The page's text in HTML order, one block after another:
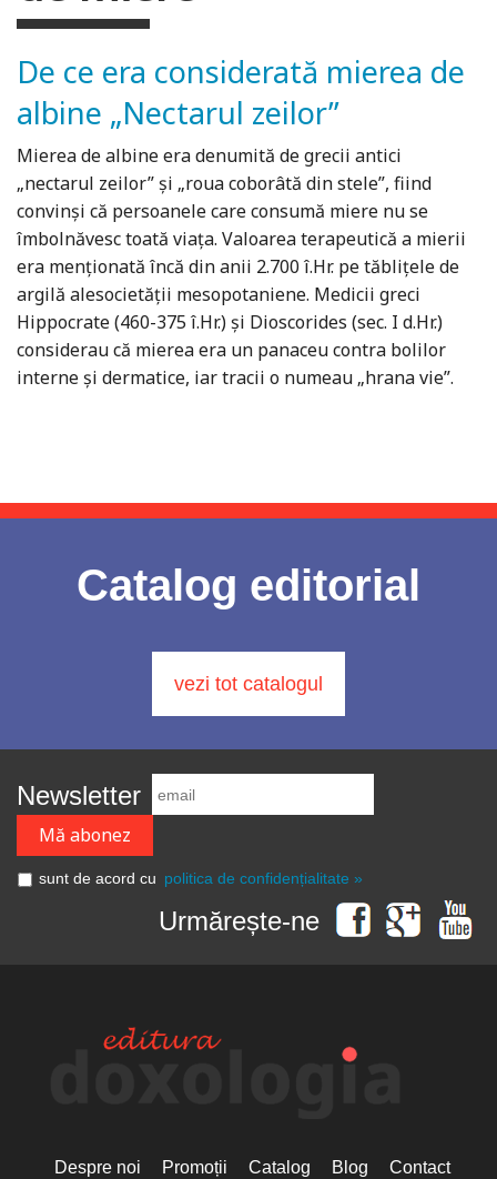
De ce era considerată mierea de
albine „Nectarul zeilor”
Mierea de albine era denumită de grecii antici
„nectarul zeilor” şi „roua coborâtă din stele”, fiind
convinşi că persoanele care consumă miere nu se
îmbolnăvesc toată viaţa. Valoarea terapeutică a mierii
era menţionată încă din anii 2.700 î.Hr. pe tăbliţele de
argilă alesocietăţii mesopotaniene. Medicii greci
Hippocrate (460-375 î.Hr.) şi Dioscorides (sec. I d.Hr.)
considerau că mierea era un panaceu contra bolilor
interne şi dermatice, iar tracii o numeau „hrana vie”.
Catalog editorial
vezi tot catalogul
Newsletter
sunt de acord cu politica de confidențialitate »
Urmărește-ne
Despre noi Promoții Catalog Blog Contact